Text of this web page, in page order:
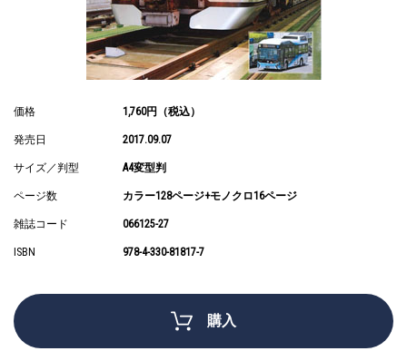
価格 1,760円（税込）
発売日 2017.09.07
サイズ／判型 A4変型判
ページ数 カラー128ページ+モノクロ16ページ
雑誌コード 066125-27
ISBN 978-4-330-81817-7
購入